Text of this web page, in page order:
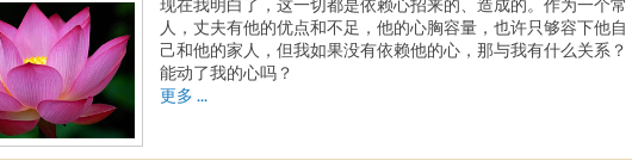
现在我明白了，这一切都是依赖心招来的、造成的。作为一个常
人，丈夫有他的优点和不足，他的心胸容量，也许只够容下他自
己和他的家人，但我如果没有依赖他的心，那与我有什么关系？
能动了我的心吗？
更多 ...